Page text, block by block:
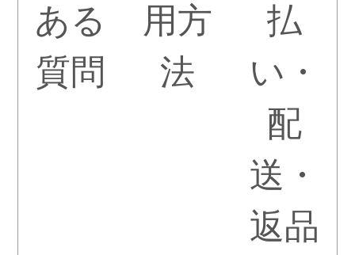
ある
質問
用方
法
払
い・
配
送・
返品